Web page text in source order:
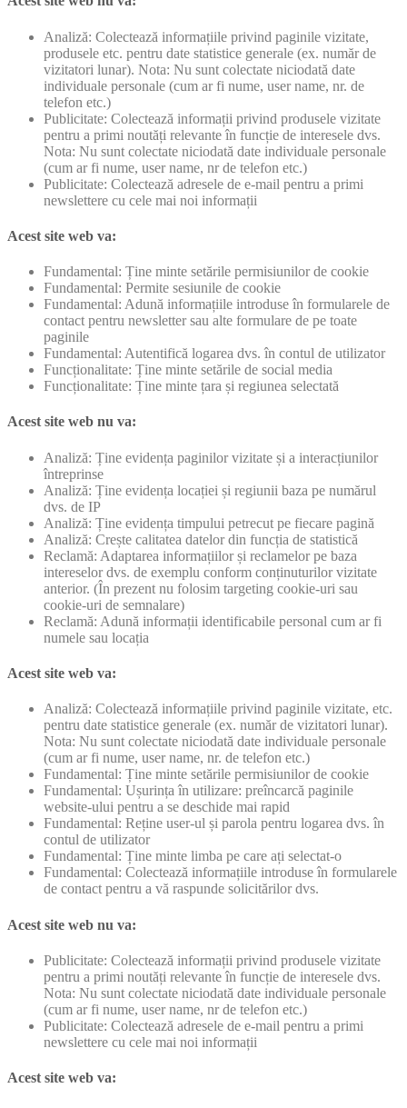
Analiză: Colectează informațiile privind paginile vizitate,
produsele etc. pentru date statistice generale (ex. număr de
vizitatori lunar). Nota: Nu sunt colectate niciodată date
individuale personale (cum ar fi nume, user name, nr. de
telefon etc.)
Publicitate: Colectează informații privind produsele vizitate
pentru a primi noutăți relevante în funcție de interesele dvs.
Nota: Nu sunt colectate niciodată date individuale personale
(cum ar fi nume, user name, nr de telefon etc.)
Publicitate: Colectează adresele de e-mail pentru a primi
newslettere cu cele mai noi informații
Acest site web va:
Fundamental: Ține minte setările permisiunilor de cookie
Fundamental: Permite sesiunile de cookie
Fundamental: Adună informațiile introduse în formularele de
contact pentru newsletter sau alte formulare de pe toate
paginile
Fundamental: Autentifică logarea dvs. în contul de utilizator
Funcționalitate: Ține minte setările de social media
Funcționalitate: Ține minte țara și regiunea selectată
Acest site web nu va:
Analiză: Ține evidența paginilor vizitate și a interacțiunilor
întreprinse
Analiză: Ține evidența locației și regiunii baza pe numărul
dvs. de IP
Analiză: Ține evidența timpului petrecut pe fiecare pagină
Analiză: Crește calitatea datelor din funcția de statistică
Reclamă: Adaptarea informațiilor și reclamelor pe baza
intereselor dvs. de exemplu conform conținuturilor vizitate
anterior. (În prezent nu folosim targeting cookie-uri sau
cookie-uri de semnalare)
Reclamă: Adună informații identificabile personal cum ar fi
numele sau locația
Acest site web va:
Analiză: Colectează informațiile privind paginile vizitate, etc.
pentru date statistice generale (ex. număr de vizitatori lunar).
Nota: Nu sunt colectate niciodată date individuale personale
(cum ar fi nume, user name, nr. de telefon etc.)
Fundamental: Ține minte setările permisiunilor de cookie
Fundamental: Ușurința în utilizare: preîncarcă paginile
website-ului pentru a se deschide mai rapid
Fundamental: Reține user-ul și parola pentru logarea dvs. în
contul de utilizator
Fundamental: Ține minte limba pe care ați selectat-o
Fundamental: Colectează informațiile introduse în formularele
de contact pentru a vă raspunde solicitărilor dvs.
Acest site web nu va:
Publicitate: Colectează informații privind produsele vizitate
pentru a primi noutăți relevante în funcție de interesele dvs.
Nota: Nu sunt colectate niciodată date individuale personale
(cum ar fi nume, user name, nr de telefon etc.)
Publicitate: Colectează adresele de e-mail pentru a primi
newslettere cu cele mai noi informații
Acest site web va: